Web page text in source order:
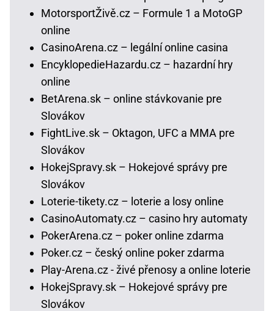
MotorsportŽivě.cz – Formule 1 a MotoGP
online
CasinoArena.cz – legální online casina
EncyklopedieHazardu.cz – hazardní hry
online
BetArena.sk – online stávkovanie pre
Slovákov
FightLive.sk – Oktagon, UFC a MMA pre
Slovákov
HokejSpravy.sk – Hokejové správy pre
Slovákov
Loterie-tikety.cz – loterie a losy online
CasinoAutomaty.cz – casino hry automaty
PokerArena.cz – poker online zdarma
Poker.cz – český online poker zdarma
Play-Arena.cz - živé přenosy a online loterie
HokejSpravy.sk – Hokejové správy pre
Slovákov